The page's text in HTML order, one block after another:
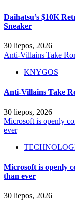
Daihatsu’s $10K
Sneaker
30 liepos, 2026
Anti-Villains Take
KNYGOS
Anti-Villains Take
30 liepos, 2026
Microsoft is openly
ever
Microsoft is openly
than ever
30 liepos, 2026